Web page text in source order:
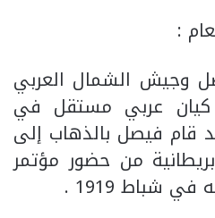
وجيش الشمال العربي
كيان عربي مستقل في
الأول 1918 فقد قام فيصل بالذهاب إلى
من حضور مؤتمر
شباط 1919 .